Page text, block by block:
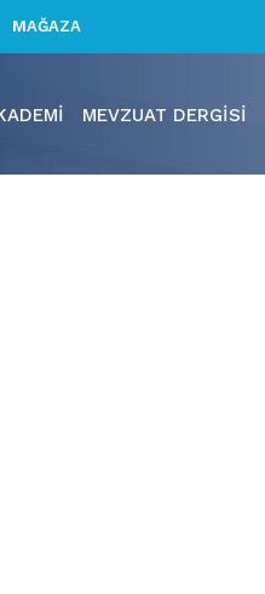
MAĞAZA
MEVZUAT DERGISI